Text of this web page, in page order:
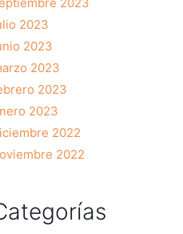
2023
2023
2023
2023
2023
2022
2022